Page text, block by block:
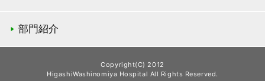
部門紹介
Copyright(C) 2012
HigashiWashinomiya Hospital All Rights Reserved.